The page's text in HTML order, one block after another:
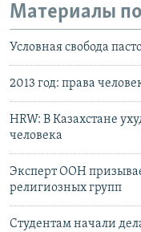
Материалы
Условная свобода
2013 год: права
HRW: В Казахстане
человека
Эксперт ООН
религиозных групп
Студентам начали